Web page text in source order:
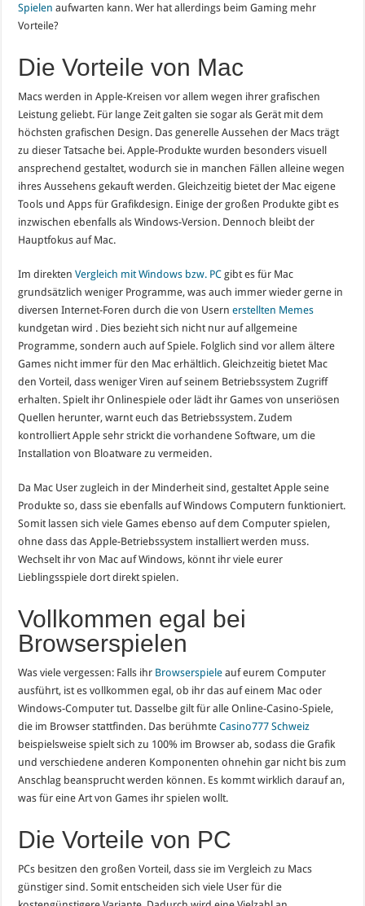
Spielen aufwarten kann. Wer hat allerdings beim Gaming mehr
Vorteile?
Die Vorteile von Mac
Macs werden in Apple-Kreisen vor allem wegen ihrer grafischen
Leistung geliebt. Für lange Zeit galten sie sogar als Gerät mit dem
höchsten grafischen Design. Das generelle Aussehen der Macs trägt
zu dieser Tatsache bei. Apple-Produkte wurden besonders visuell
ansprechend gestaltet, wodurch sie in manchen Fällen alleine wegen
ihres Aussehens gekauft werden. Gleichzeitig bietet der Mac eigene
Tools und Apps für Grafikdesign. Einige der großen Produkte gibt es
inzwischen ebenfalls als Windows-Version. Dennoch bleibt der
Hauptfokus auf Mac.
Im direktenVergleich mit Windows bzw. PC gibt es für Mac
grundsätzlich weniger Programme, was auch immer wieder gerne in
diversen Internet-Foren durch die von Usernerstellten Memes
kundgetan wird . Dies bezieht sich nicht nur auf allgemeine
Programme, sondern auch auf Spiele. Folglich sind vor allem ältere
Games nicht immer für den Mac erhältlich. Gleichzeitig bietet Mac
den Vorteil, dass weniger Viren auf seinem Betriebssystem Zugriff
erhalten. Spielt ihr Onlinespiele oder lädt ihr Games von unseriösen
Quellen herunter, warnt euch das Betriebssystem. Zudem
kontrolliert Apple sehr strickt die vorhandene Software, um die
Installation von Bloatware zu vermeiden.
Da Mac User zugleich in der Minderheit sind, gestaltet Apple seine
Produkte so, dass sie ebenfalls auf Windows Computern funktioniert.
Somit lassen sich viele Games ebenso auf dem Computer spielen,
ohne dass das Apple-Betriebssystem installiert werden muss.
Wechselt ihr von Mac auf Windows, könnt ihr viele eurer
Lieblingsspiele dort direkt spielen.
Vollkommen egal bei
Browserspielen
Was viele vergessen: Falls ihr Browserspiele auf eurem Computer
ausführt, ist es vollkommen egal, ob ihr das auf einem Mac oder
Windows-Computer tut. Dasselbe gilt für alle Online-Casino-Spiele,
die im Browser stattfinden. Das berühmteCasino777 Schweiz
beispielsweise spielt sich zu 100% im Browser ab, sodass die Grafik
und verschiedene anderen Komponenten ohnehin gar nicht bis zum
Anschlag beansprucht werden können. Es kommt wirklich darauf an,
was für eine Art von Games ihr spielen wollt.
Die Vorteile von PC
PCs besitzen den großen Vorteil, dass sie im Vergleich zu Macs
günstiger sind. Somit entscheiden sich viele User für die